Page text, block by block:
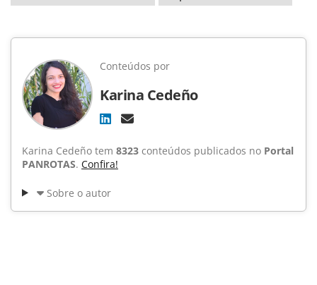
Conteúdos por
Karina Cedeño
Karina Cedeño tem 8323 conteúdos publicados no Portal
PANROTAS. Confira!
Sobre o autor